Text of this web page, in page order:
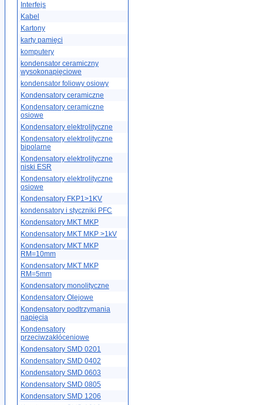
Interfejs
Kabel
Kartony
karty pamięci
komputery
kondensator ceramiczny
wysokonapięciowe
kondensator foliowy osiowy
Kondensatory ceramiczne
Kondensatory ceramiczne
osiowe
Kondensatory elektrolityczne
Kondensatory elektrolityczne
bipolarne
Kondensatory elektrolityczne
niski ESR
Kondensatory elektrolityczne
osiowe
Kondensatory FKP1>1KV
kondensatory i styczniki PFC
Kondensatory MKT MKP
Kondensatory MKT MKP >1kV
Kondensatory MKT MKP
RM=10mm
Kondensatory MKT MKP
RM=5mm
Kondensatory monolityczne
Kondensatory Olejowe
Kondensatory podtrzymania
napięcia
Kondensatory
przeciwzakłóceniowe
Kondensatory SMD 0201
Kondensatory SMD 0402
Kondensatory SMD 0603
Kondensatory SMD 0805
Kondensatory SMD 1206